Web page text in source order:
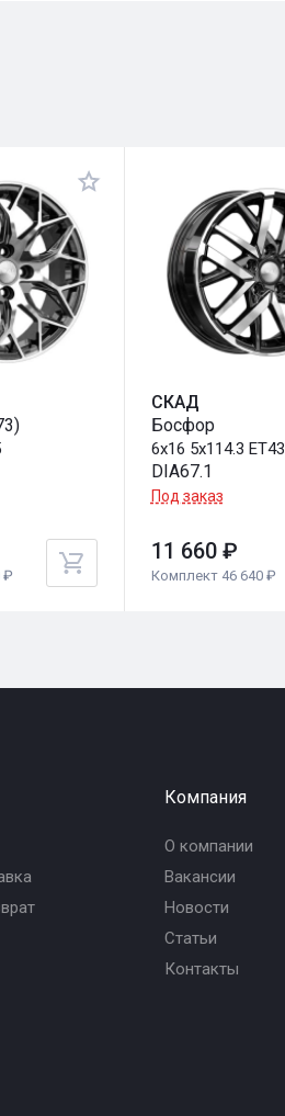
₽
СКАД
Босфор
6x16 5x114.3 ET43
DIA67.1
Под заказ
11 660 ₽
Комплект 46 640 ₽
Компания
О компании
Вакансии
Новости
Статьи
Контакты